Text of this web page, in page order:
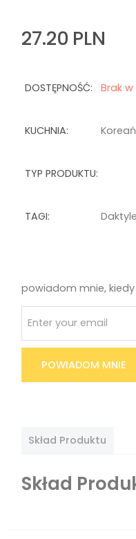
27.20 PLN
DOSTĘPNOŚĆ: Brak
KUCHNIA:
TYP PRODUKTU:
TAGI:
powiadom mnie,
POWIADOM MNIE
Skład Produktu
Skład